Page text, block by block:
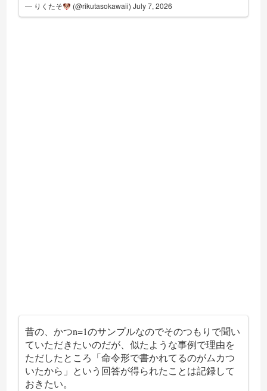
— りくたそ (@rikutasokawaii) July 7, 2026
昔の、かつn=1のサンプルなのでそのつもりで聞い
ていただきたいのだが、似たような事例で理由を
ただしたところ「命令形で書かれてるのがムカつ
いたから」という回答が得られたことは記録して
おきたい。